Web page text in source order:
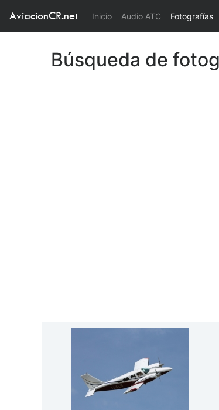
AviacionCR.net Inicio(current)
Audio ATC Fotografías
Búsqueda de